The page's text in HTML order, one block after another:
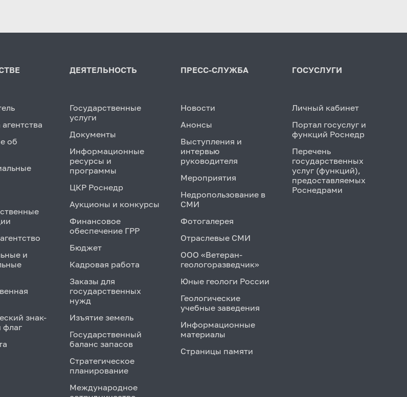
об
и
знак-
флаг
ДЕЯТЕЛЬНОСТЬ
Государственные
услуги
Документы
Информационные
ресурсы и
программы
ЦКР Роснедр
Аукционы и конкурсы
Финансовое
обеспечение ГРР
Бюджет
Кадровая работа
Заказы для
государственных
нужд
Изъятие земель
Государственный
баланс запасов
Стратегическое
планирование
Международное
ПРЕСС-СЛУЖБА
Новости
Анонсы
Выступления и
интервью
руководителя
Мероприятия
Недропользование в
СМИ
Фотогалерея
Отраслевые СМИ
ООО «Ветеран-
геологоразведчик»
Юные геологи России
Геологические
учебные заведения
Информационные
материалы
Страницы памяти
ГОСУСЛУГИ
Личный кабинет
Портал госуслуг и
функций Роснедр
Перечень
государственных
услуг (функций),
предоставляемых
Роснедрами